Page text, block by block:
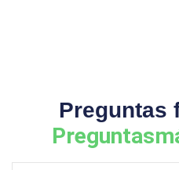
Preguntas